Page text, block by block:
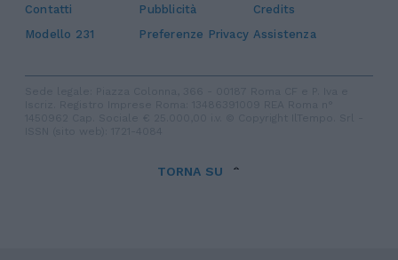
Contatti Pubblicità
Credits
Modello 231
Preferenze Privacy Assistenza
TORNA SU